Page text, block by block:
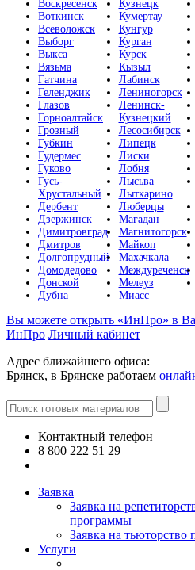
Воскресенск
Воткинск
Всеволожск
Выборг
Выкса
Вязьма
Гатчина
Геленджик
Глазов
Горноалтайск
Грозный
Губкин
Гудермес
Гуково
Гусь-
Хрустальный
Дербент
Дзержинск
Димитровград
Дмитров
Долгопрудный
Домодедово
Донской
Дубна
Кузнецк
Кумертау
Кунгур
Курган
Курск
Кызыл
Лабинск
Лениногорск
Ленинск-
Кузнецкий
Лесосибирск
Липецк
Лиски
Лобня
Лысьва
Лыткарино
Люберцы
Магадан
Магнитогорск
Майкоп
Махачкала
Междуреченск
Мелеуз
Миасс
Вы можете открыть «ИнПро» в
ИнПро Личный кабинет
Адрес ближайшего офиса:
Брянск, в Брянске работаем
Контактный телефон
8 800 222 51 29
Заявка
Заявка на
программы
Заявка на
Услуги